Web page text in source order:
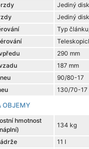
Jediný
Jediný
Typ
290 mm
187 mm
90/80-17
130/70-17
OBJEMY
hmotnost
134 kg
11 l